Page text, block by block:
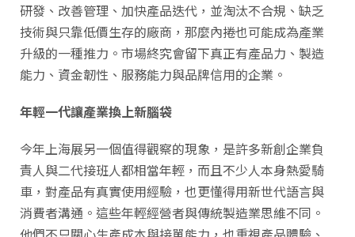
研發、改善管理、加快產品迭代，並淘汰不合規、缺乏
技術與只靠低價生存的廠商，那麼內捲也可能成為產業
升級的一種推力。市場終究會留下真正有產品力、製造
能力、資金韌性、服務能力與品牌信用的企業。
年輕一代讓產業換上新腦袋
今年上海展另一個值得觀察的現象，是許多新創企業負
責人與二代接班人都相當年輕，而且不少人本身熱愛騎
車，對產品有真實使用經驗，也更懂得用新世代語言與
消費者溝通。這些年輕經營者與傳統製造業思維不同。